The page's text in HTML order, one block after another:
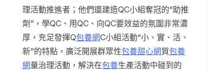
理活動推進者；他們還建造QC小組奪冠的“助推
劑”，學QC、用QC、向QC要效益的氛圍非常濃
厚，充足發揮Q包養網C小組活動“小、實、活、
新”的特點，廣泛開展群眾性包養甜心網質包養
網量治理活動，解決在包養生產活動中碰到的